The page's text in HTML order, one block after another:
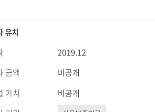
유치
2019.12
금액
비공개
가치
비공개